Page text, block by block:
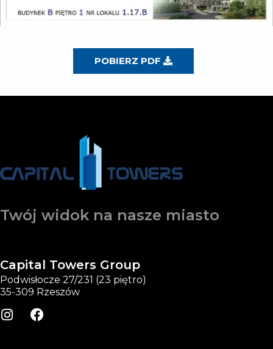
POBIERZ PDF
Twój widok na nasze miasto
Capital Towers Group
Podwisłocze 27/231 (23 piętro)
35-309 Rzeszów